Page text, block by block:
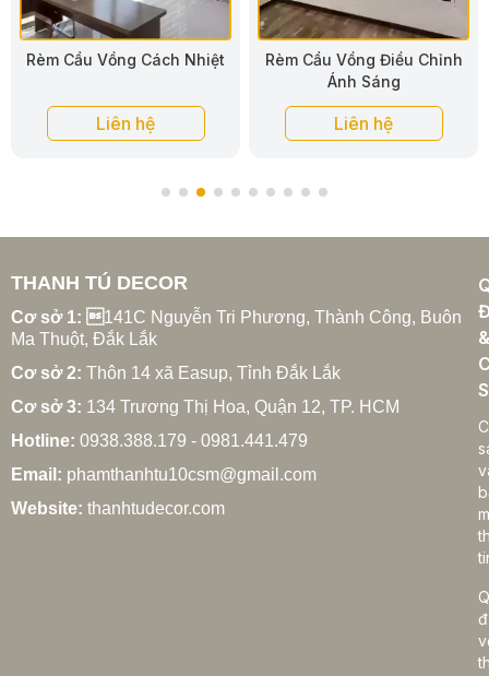
Rèm Cầu Vồng Điều Chỉnh
Liên hệ
Rèm Cầu Vồng Vải Hàn
Quốc
Liên hệ
THANH TÚ DECOR
Cơ sở 1: 141C Nguyễn Tri Phương, Thành Công, Buôn
Ma Thuột, Đắk Lắk
Cơ sở 2: Thôn 14 xã Easup, Tỉnh Đắk Lắk
Cơ sở 3: 134 Trương Thị Hoa, Quận 12, TP. HCM
Hotline: 0938.388.179 - 0981.441.479
Email: phamthanhtu10csm@gmail.com
Website: thanhtudecor.com
&